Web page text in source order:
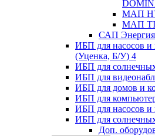
МАП
МАП
САП Энергия
ИБП для насосов и
(Уценка, Б/У) 4
ИБП для
ИБП для
ИБП для домов и
ИБП для
ИБП для насосов и
ИБП для
Доп.